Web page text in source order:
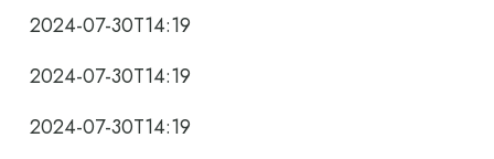
2024-07-30T14:19
2024-07-30T14:19
2024-07-30T14:19